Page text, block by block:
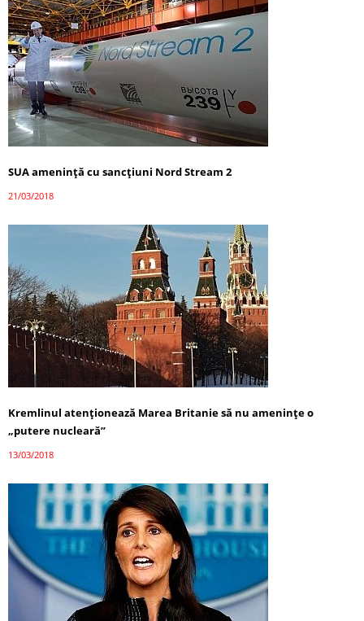
SUA amenință cu sancțiuni Nord Stream 2
21/03/2018
Kremlinul atenționează Marea Britanie să nu ameninţe o
„putere nucleară”
13/03/2018